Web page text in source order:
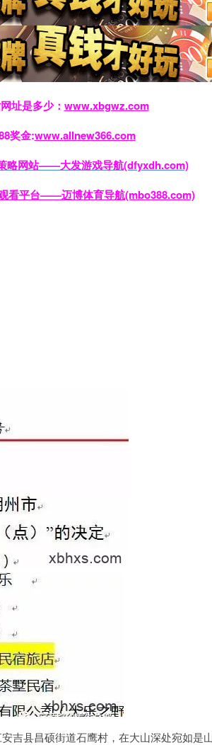
址是多少： www.xbgwz.com
奖金:www.allnew366.com
略网站——大发游戏导航(dfyxdh.com)
看平台——迈博体育导航(mbo388.com)
吉县昌硕街道石鹰村，在大山深处宛如是